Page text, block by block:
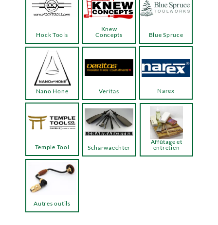
Hock Tools
Knew
Concepts
Temple Tool
Blue Spruce
Narex
Veritas
Nano Hone
Autres outils
Scharwaechter
Affûtage et
entretien